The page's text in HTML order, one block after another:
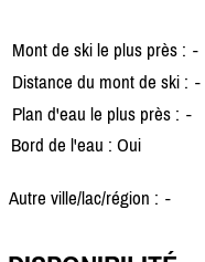
Mont de ski le plus près : -
Distance du mont de ski : -
Plan d'eau le plus près : -
Bord de l'eau : Oui
Autre ville/lac/région : -